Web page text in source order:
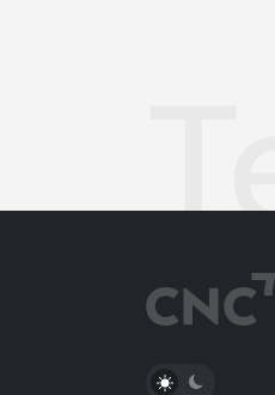
PŘEPNOUT